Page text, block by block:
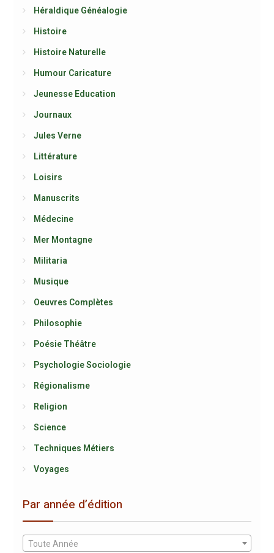
Héraldique Généalogie
Histoire
Histoire Naturelle
Humour Caricature
Jeunesse Education
Journaux
Jules Verne
Littérature
Loisirs
Manuscrits
Médecine
Mer Montagne
Militaria
Musique
Oeuvres Complètes
Philosophie
Poésie Théâtre
Psychologie Sociologie
Régionalisme
Religion
Science
Techniques Métiers
Voyages
Par année d’édition
Toute Année